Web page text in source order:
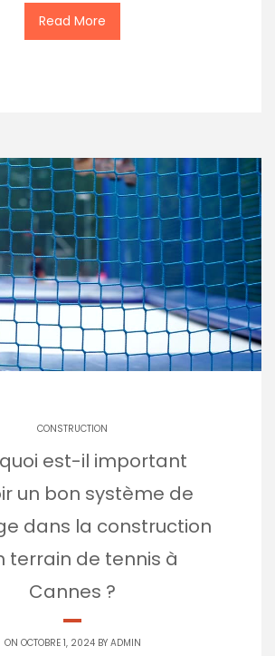
Read More
CONSTRUCTION
est-il important
un bon système de
dans la construction
terrain de tennis à
Cannes ?
ON OCTOBRE 1, 2024 BY ADMIN